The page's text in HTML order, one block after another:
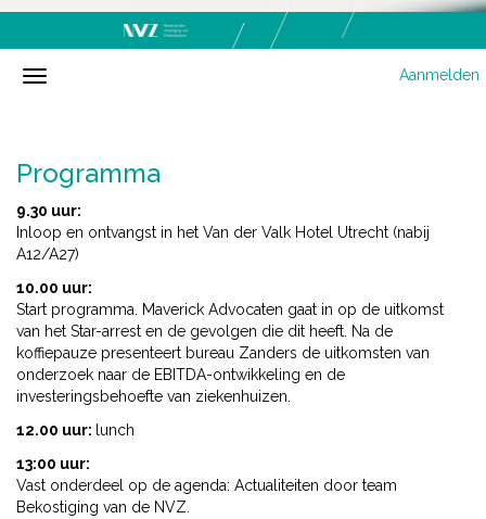
Aanmelden
Programma
9.30 uur:
Inloop en ontvangst in het Van der Valk Hotel Utrecht (nabij
A12/A27)
10.00 uur:
Start programma. Maverick Advocaten gaat in op de uitkomst
van het Star-arrest en de gevolgen die dit heeft. Na de
koffiepauze presenteert bureau Zanders de uitkomsten van
onderzoek naar de EBITDA-ontwikkeling en de
investeringsbehoefte van ziekenhuizen.
12.00 uur: lunch
13:00 uur:
Vast onderdeel op de agenda: Actualiteiten door team
Bekostiging van de NVZ.